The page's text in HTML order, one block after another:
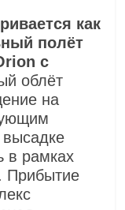
как
полёт
с
облёт
на
в рамках
Прибытие